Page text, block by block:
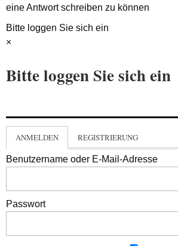
eine Antwort schreiben zu können
Bitte loggen Sie sich ein
×
Bitte loggen Sie sich ein
ANMELDEN REGISTRIERUNG
Benutzername oder E-Mail-Adresse
Passwort